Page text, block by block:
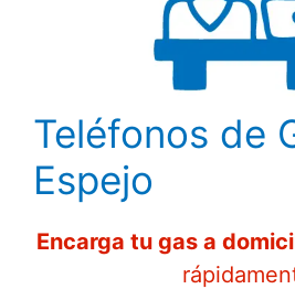
Teléfonos de
Espejo
Encarga tu gas a